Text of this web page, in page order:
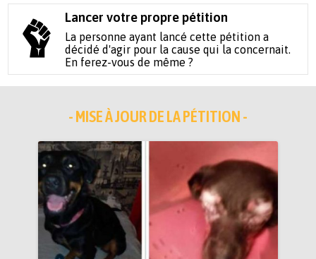
Lancer votre propre pétition
La personne ayant lancé cette pétition a
décidé d'agir pour la cause qui la concernait.
En ferez-vous de même ?
- MISE À JOUR DE LA PÉTITION -